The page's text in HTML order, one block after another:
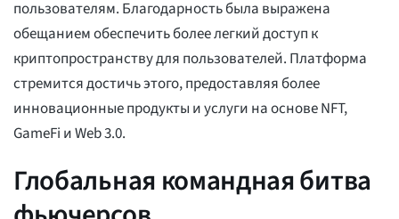
пользователям. Благодарность была выражена
обещанием обеспечить более легкий доступ к
криптопространству для пользователей. Платформа
стремится достичь этого, предоставляя более
инновационные продукты и услуги на основе NFT,
GameFi и Web 3.0.
Глобальная командная битва